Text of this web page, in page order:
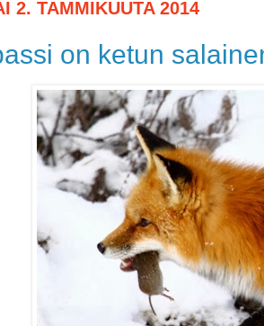
2. TAMMIKUUTA 2014
on ketun